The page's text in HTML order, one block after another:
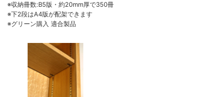
※収納冊数:B5版・約20mm厚で350冊
※下2段はA4版が配架できます
※グリーン購入 適合製品